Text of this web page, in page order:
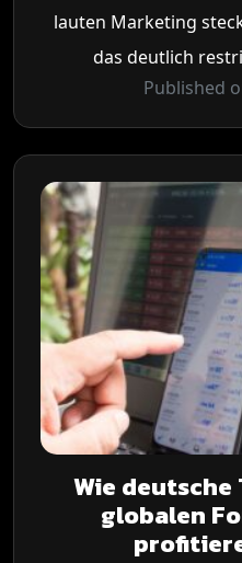
lauten Marketing
das deutlich
Published
Wie deutsche
globalen